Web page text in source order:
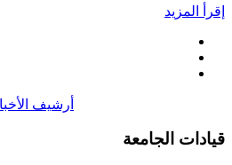
إقرأ المزيد
أرشيف
قيادات الجامعة